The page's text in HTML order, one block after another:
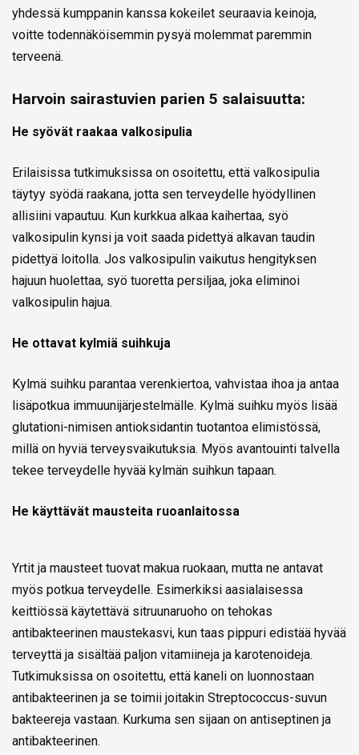
yhdessä kumppanin kanssa kokeilet seuraavia keinoja,
voitte todennäköisemmin pysyä molemmat paremmin
terveenä.
Harvoin sairastuvien parien 5 salaisuutta:
He syövät raakaa valkosipulia
Erilaisissa tutkimuksissa on osoitettu, että valkosipulia
täytyy syödä raakana, jotta sen terveydelle hyödyllinen
allisiini vapautuu. Kun kurkkua alkaa kaihertaa, syö
valkosipulin kynsi ja voit saada pidettyä alkavan taudin
pidettyä loitolla. Jos valkosipulin vaikutus hengityksen
hajuun huolettaa, syö tuoretta persiljaa, joka eliminoi
valkosipulin hajua.
He ottavat kylmiä suihkuja
Kylmä suihku parantaa verenkiertoa, vahvistaa ihoa ja antaa
lisäpotkua immuunijärjestelmälle. Kylmä suihku myös lisää
glutationi-nimisen antioksidantin tuotantoa elimistössä,
millä on hyviä terveysvaikutuksia. Myös avantouinti talvella
tekee terveydelle hyvää kylmän suihkun tapaan.
He käyttävät mausteita ruoanlaitossa
Yrtit ja mausteet tuovat makua ruokaan, mutta ne antavat
myös potkua terveydelle. Esimerkiksi aasialaisessa
keittiössä käytettävä sitruunaruoho on tehokas
antibakteerinen maustekasvi, kun taas pippuri edistää hyvää
terveyttä ja sisältää paljon vitamiineja ja karotenoideja.
Tutkimuksissa on osoitettu, että kaneli on luonnostaan
antibakteerinen ja se toimii joitakin Streptococcus-suvun
bakteereja vastaan. Kurkuma sen sijaan on antiseptinen ja
antibakteerinen.